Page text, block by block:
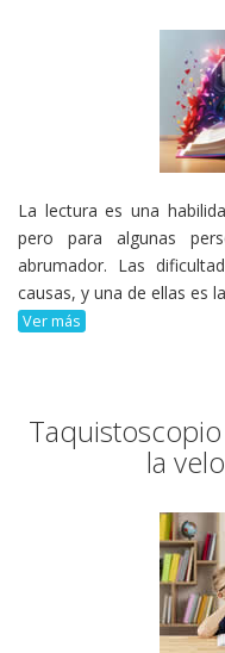
La lectura es una
pero para algunas
abrumador. Las
causas, y una de ellas es
Ver más
la